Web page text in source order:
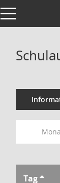
Toggle navigation
Tag